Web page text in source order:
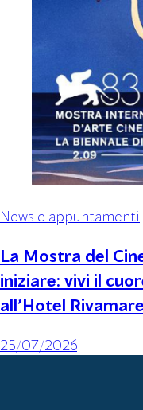
News e appuntamenti
La Mostra del
iniziare: vivi il
all’Hotel Rivamare
25/07/2026